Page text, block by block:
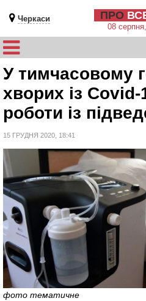
Черкаси ПРО
08
У тимчасовому
хворих із
роботи із
15 ГРУДНЯ 2020, 18:41
фото тематичне